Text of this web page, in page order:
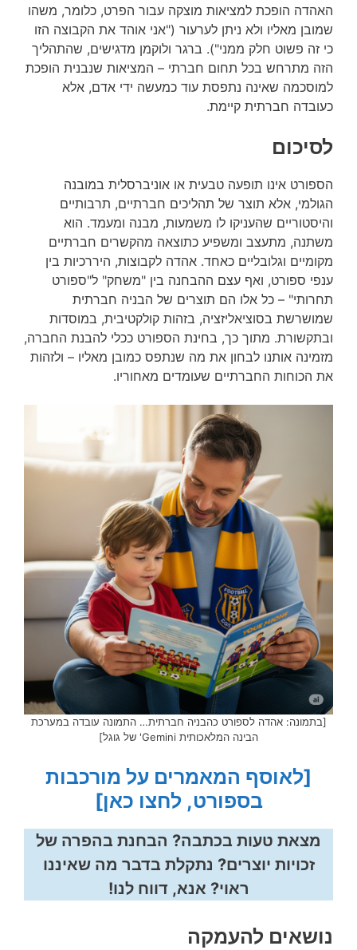
האהדה הופכת למציאות מוצקה עבור הפרט, כלומר, משהו
שמובן מאליו ולא ניתן לערעור ("אני אוהד את הקבוצה הזו
כי זה פשוט חלק ממני"). ברגר ולוקמן מדגישים, שהתהליך
הזה מתרחש בכל תחום חברתי – המציאות שנבנית הופכת
למוסכמה שאינה נתפסת עוד כמעשה ידי אדם, אלא
כעובדה חברתית קיימת.
לסיכום
הספורט אינו תופעה טבעית או אוניברסלית במובנה
הגולמי, אלא תוצר של תהליכים חברתיים, תרבותיים
והיסטוריים שהעניקו לו משמעות, מבנה ומעמד. הוא
משתנה, מתעצב ומשפיע כתוצאה מהקשרים חברתיים
מקומיים וגלובליים כאחד. אהדה לקבוצות, היררכיות בין
ענפי ספורט, ואף עצם ההבחנה בין "משחק" ל"ספורט
תחרותי" – כל אלו הם תוצרים של הבניה חברתית
שמושרשת בסוציאליזציה, בזהות קולקטיבית, במוסדות
ובתקשורת. מתוך כך, בחינת הספורט ככלי להבנת החברה,
מזמינה אותנו לבחון את מה שנתפס כמובן מאליו – ולזהות
את הכוחות החברתיים שעומדים מאחוריו.
[בתמונה: אהדה לספורט כהבניה חברתית… התמונה עובדה במערכת
הבינה המלאכותית Gemini' של גוגל]
[לאוסף המאמרים על מורכבות
בספורט, לחצו כאן]
מצאת טעות בכתבה? הבחנת בהפרה של
זכויות יוצרים? נתקלת בדבר מה שאיננו
ראוי? אנא, דווח לנו!
נושאים להעמקה